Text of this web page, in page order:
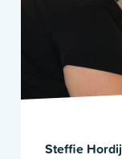
Steffie